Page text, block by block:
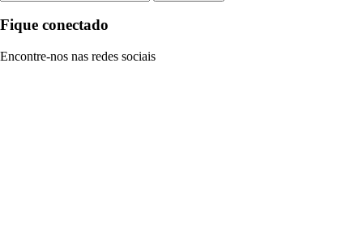
Fique conectado
Encontre-nos nas redes sociais